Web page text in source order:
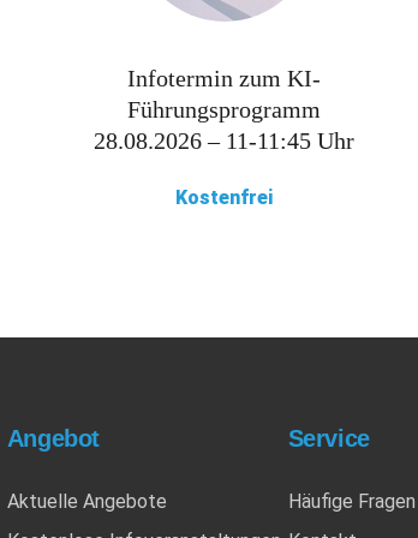
war: 3.600,00 €
Preis ist: 3.300,00 €.
Infotermin zum KI-
Führungsprogramm
28.08.2026 – 11-11:45 Uhr
Kostenfrei
Angebot
Aktuelle Angebote
Service
Häufige Fragen